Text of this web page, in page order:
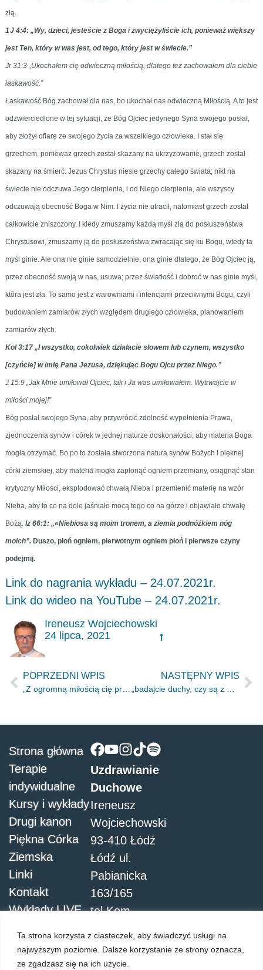
Ta strona korzysta z ciasteczek, aby świadczyć usługi na
najwyższym poziomie. Dalsze korzystanie ze strony oznacza,
ze zgadzasz się na ich użycie.
złą.
1 J 4:4: „Wy, dzieci, jesteście z Boga i zwyciężyliście ich, ponieważ większy
jest Ten, który w was jest, od tego, który jest w świecie.”
Jr 31:3 „Ukochałem cię odwieczną miłością, dlatego też zachowałem dla ciebie
łaskawość.”
Łaskawość Bóg zachował dla nas, bo ukochał nas odwieczną Miłością. A to jest
odzwierciedlone w tej sytuacji, że Bóg Ojciec jedynego Syna swojego posłał,
aby złożył ofiarę ze swojego życia za wszelkiego człowieka. I stał się
grzechem, ponieważ grzech został skazany na ukrzyżowanie, grzech został
skazany na śmierć. Jezus Chrystus niesie grzechy całego świata; nikt na
świecie nie odczuwa Jego cierpienia, i od Niego cierpienia, ale wszyscy
odczuwają obecność Boga w Nim. I życia nie utracił, natomiast grzech został
całkowicie zniszczony. I kiedy zmuszamy każdą myśl złą do posłuszeństwa
Chrystusowi, zmuszamy ją do posłuszeństwa zwracając się ku Bogu, wtedy ta
myśl ginie. Ale ona nie ginie samodzielnie, ona ginie dlatego, że Bóg Ojciec ją,
przez obecność swoją w nas, usuwa; przez światłość i dobroć w nas ginie myśl,
która jest zła. To samo jest z warowniami i intencjami przeciwnymi Bogu, czyli
budowaniem zamiarów złych względem drugiego człowieka, planowaniem
zamiarów złych.
Kol 3:17 „I wszystko, cokolwiek działacie słowem lub czynem, wszystko
[czyńcie] w imię Pana Jezusa, dziękując Bogu Ojcu przez Niego.”
J 15:9 „Jak Mnie umiłował Ojciec, tak i Ja was umiłowałem. Wytrwajcie w
miłości mojej!”
Bóg posłał swojego Syna, aby przywrócić zdolność wypełnienia Prawa,
zjednoczenia synów i córek w jednej naturze doskonałości, aby materia Boga
mogła otrzymać. Bo po to została stworzona natura synów Bożych i pięknej
córki ziemskiej, aby materia mogła zapłonąć ogniem przemiany, osiągnąć stan
krytyczny Miłości, eksplodować chwałą Nieba i przemienić materię na wzór
Nieba, aby to co na dole jaśniało mocą tego co na górze i objawiało chwałę
Bożą. Iz 66:1: „«Niebiosa są moim tronem, a ziemia podnóżkiem nóg
moich”.Duszo, płoń ogniem, pierwotnym ogniem płoń i pierwsze czyny
podejmij.
Link do nagrania wykładu – 24.07.2021r.
Link do wideo na YouTube – 24.07.2021r.
Ireneusz Wojciechowski
24 lipca, 2021
POPRZEDNI WPIS
„Z ogromną miłością cię przygarnę” (Iz.54.7)
NASTĘPNY WPIS
Uzdrawianie
Duchowe
Ireneusz
Wojciechowski
93-410 Łódź
Łódź ul.
Pabianicka
163/165
tel.Kom.
Strona główna
Terapie
indywidualne
Kursy i wykłady
Drugi kanon
Piękna Córka
Ziemska
Linki
Kontakt
Wykłady LIVE